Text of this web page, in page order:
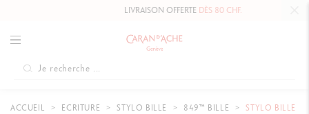
LIVRAISON OFFERTEDÈS 80 CHF.
ACCUEIL ECRITURE STYLO BILLE 849™ BILLE
STYLO BILLE